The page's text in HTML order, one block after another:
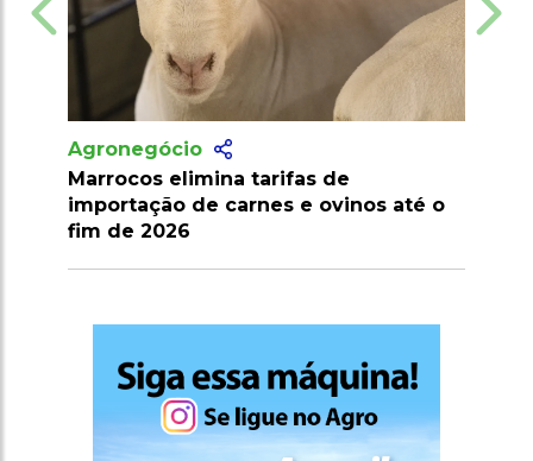
Agronegócio
Maior parte do crédito rural no Brasil é
direcionada à compra e expansão de
terras agrícolas